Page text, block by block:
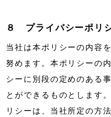
８ プライバシーポリ
当社は本ポリシーの内容
努めます。本ポリシーの
シーに別段の定めのある
とができるものとします
リシーは、当社所定の方